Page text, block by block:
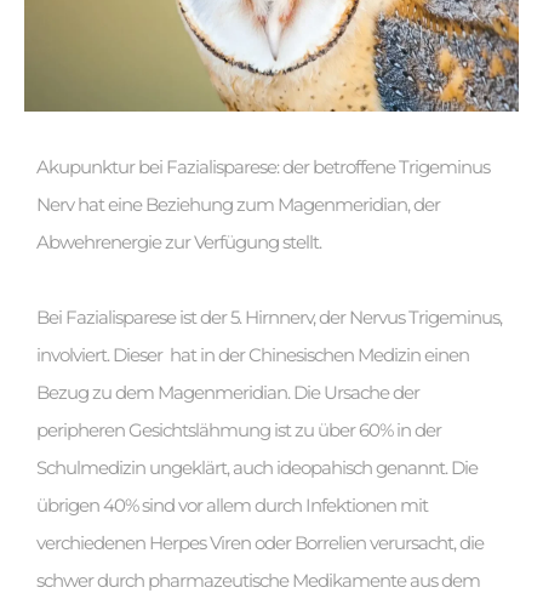
Akupunktur bei Fazialisparese: der betroffene Trigeminus
Nerv hat eine Beziehung zum Magenmeridian, der
Abwehrenergie zur Verfügung stellt.
Bei Fazialisparese ist der 5. Hirnnerv, der Nervus Trigeminus,
involviert. Dieser hat in der Chinesischen Medizin einen
Bezug zu dem Magenmeridian. Die Ursache der
peripheren Gesichtslähmung ist zu über 60% in der
Schulmedizin ungeklärt, auch ideopahisch genannt. Die
übrigen 40% sind vor allem durch Infektionen mit
verchiedenen Herpes Viren oder Borrelien verursacht, die
schwer durch pharmazeutische Medikamente aus dem